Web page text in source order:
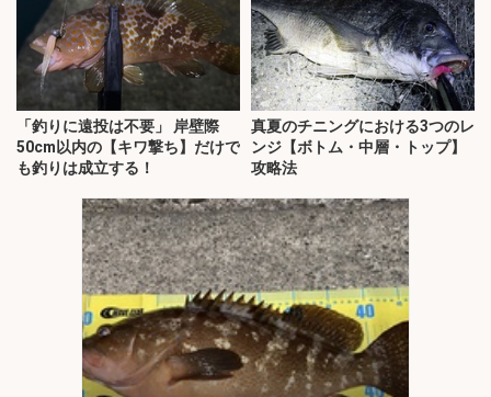
「釣りに遠投は不要」 岸壁際
50cm以内の【キワ撃ち】だけで
も釣りは成立する！
真夏のチニングにおける3つのレ
ンジ【ボトム・中層・トップ】
攻略法